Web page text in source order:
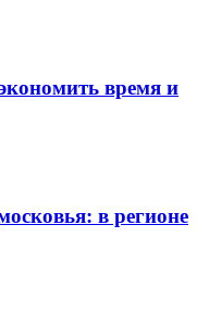
время и
в регионе